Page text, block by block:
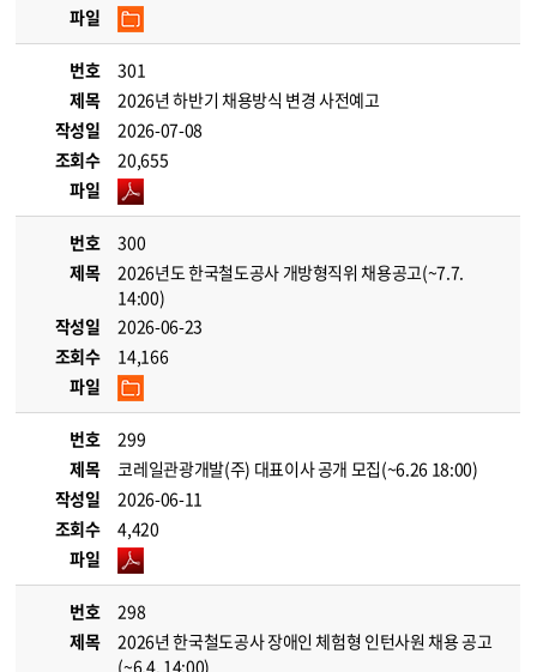
파일
번호
301
제목
2026년 하반기 채용방식 변경 사전예고
작성일
2026-07-08
조회수
20,655
파일
번호
300
제목
2026년도 한국철도공사 개방형직위 채용공고(~7.7.
14:00)
작성일
2026-06-23
조회수
14,166
파일
번호
299
제목
코레일관광개발(주) 대표이사 공개 모집(~6.26 18:00)
작성일
2026-06-11
조회수
4,420
파일
번호
298
제목
2026년 한국철도공사 장애인 체험형 인턴사원 채용 공고
(~6.4. 14:00)